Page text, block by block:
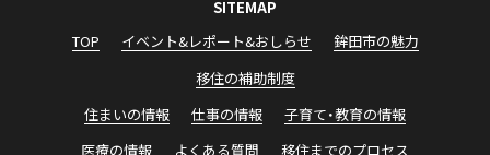
SITEMAP
TOP
イベント&レポート&おしらせ
鉾田市の魅力
移住の補助制度
住まいの情報
仕事の情報
子育て・教育の情報
医療の情報
よくある質問
移住までのプロセス